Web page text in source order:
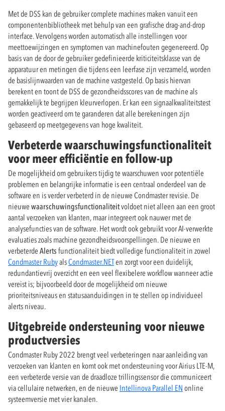
Met de DSS kan de gebruiker complete machines maken vanuit een
componentenbibliotheek met behulp van een grafische drag-and-drop
interface. Vervolgens worden automatisch alle instellingen voor
meettoewijzingen en symptomen van machinefouten gegenereerd. Op
basis van de door de gebruiker gedefinieerde kriticiteitsklasse van de
apparatuur en metingen die tijdens een leerfase zijn verzameld, worden
de basislijnwaarden van de machine vastgesteld. Op basis hiervan
berekent en toont de DSS de gezondheidsscores van de machine als
gemakkelijk te begrijpen kleurverlopen. Er kan een signaalkwaliteitstest
worden geactiveerd om te garanderen dat alle berekeningen zijn
gebaseerd op meetgegevens van hoge kwaliteit.
Verbeterde waarschuwingsfunctionaliteit
voor meer efficiëntie en follow-up
De mogelijkheid om gebruikers tijdig te waarschuwen voor potentiële
problemen en belangrijke informatie is een centraal onderdeel van de
software en is verder verbeterd in de nieuwe Condmaster revisie. De
nieuwe waarschuwingsfunctionaliteitvoldoet niet alleen aan een groot
aantal verzoeken van klanten, maar integreert ook nauwer met de
analysefuncties van de software. Het wordt ook gebruikt voor AI-verwerkte
evaluaties zoals machine gezondheidsvoorspellingen. De nieuwe en
verbeterde Alerts functionaliteit biedt volledige functionaliteit in zowel
Condmaster RubyalsCondmaster.NETen zorgt voor een duidelijk,
redundantievrij overzicht en een veel flexibelere workflow wanneer actie
vereist is; bijvoorbeeld door de mogelijkheid om nieuwe
prioriteitsniveaus en statusaanduidingen in te stellen op individueel
alerts niveau.
Uitgebreide ondersteuning voor nieuwe
productversies
Condmaster Ruby 2022 brengt veel verbeteringen naar aanleiding van
verzoeken van klanten en komt ook met ondersteuning voor Airius LTE-M,
een verbeterde versie van de draadloze trillingssensor die communiceert
via cellulaire netwerken, en de nieuwe Intellinova Parallel EN online
systeemversie met vier kanalen.